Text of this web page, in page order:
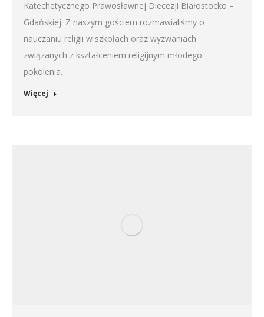
Katechetycznego Prawosławnej Diecezji Białostocko –
Gdańskiej. Z naszym gościem rozmawialiśmy o
nauczaniu religii w szkołach oraz wyzwaniach
związanych z kształceniem religijnym młodego
pokolenia.
Więcej